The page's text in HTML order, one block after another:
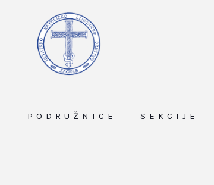
PODRUŽNICE SEKCIJE